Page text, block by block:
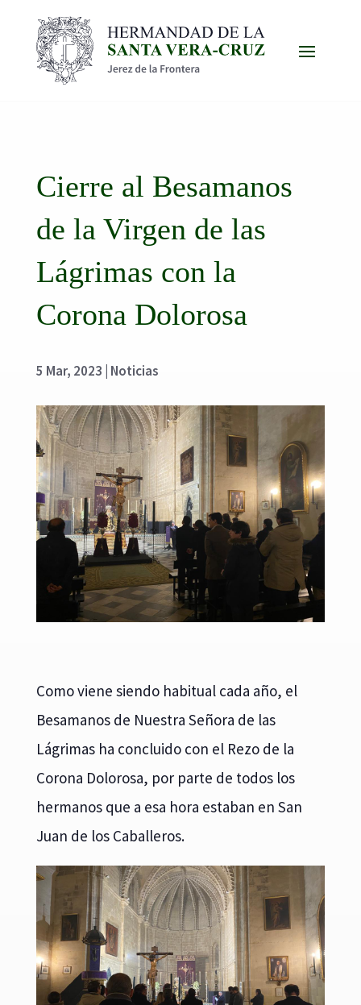
Cierre al Besamanos
de la Virgen de las
Lágrimas con la
Corona Dolorosa
5 Mar, 2023 Noticias
Como viene siendo habitual cada año, el
Besamanos de Nuestra Señora de las
Lágrimas ha concluido con el Rezo de la
Corona Dolorosa, por parte de todos los
hermanos que a esa hora estaban en San
Juan de los Caballeros.